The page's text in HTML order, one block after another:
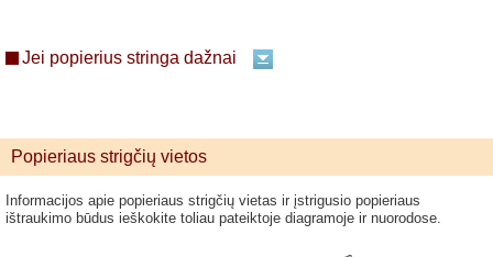
Jei popierius stringa dažnai
Popieriaus strigčių vietos
Informacijos apie popieriaus strigčių vietas ir įstrigusio popieriaus
ištraukimo būdus ieškokite toliau pateiktoje diagramoje ir nuorodose.